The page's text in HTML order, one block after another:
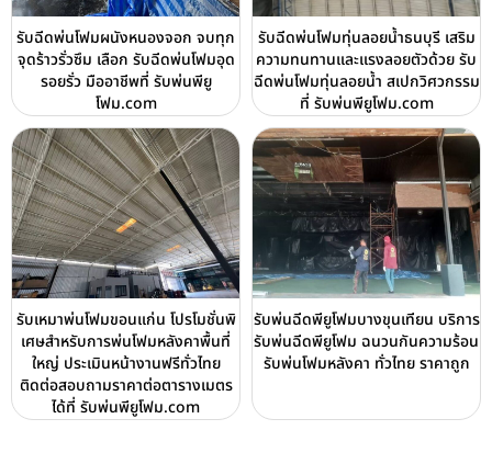
รับฉีดพ่นโฟมผนังหนองจอก จบทุก
จุดร้าวรั่วซึม เลือก รับฉีดพ่นโฟมอุด
รอยรั่ว มืออาชีพที่ รับพ่นพียู
โฟม.com
รับฉีดพ่นโฟมทุ่นลอยน้ำธนบุรี เสริม
ความทนทานและแรงลอยตัวด้วย รับ
ฉีดพ่นโฟมทุ่นลอยน้ำ สเปกวิศวกรรม
ที่ รับพ่นพียูโฟม.com
รับเหมาพ่นโฟมขอนแก่น โปรโมชั่นพิ
เศษสำหรับการพ่นโฟมหลังคาพื้นที่
ใหญ่ ประเมินหน้างานฟรีทั่วไทย
ติดต่อสอบถามราคาต่อตารางเมตร
ได้ที่ รับพ่นพียูโฟม.com
รับพ่นฉีดพียูโฟมบางขุนเทียน บริการ
รับพ่นฉีดพียูโฟม ฉนวนกันความร้อน
รับพ่นโฟมหลังคา ทั่วไทย ราคาถูก